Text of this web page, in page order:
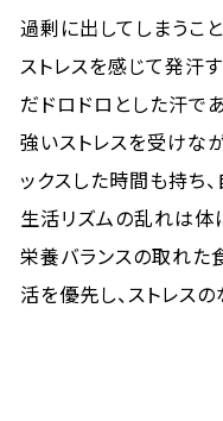
過剰に出してしまうこと
ストレスを感じて発汗
だドロドロとした汗で
強いストレスを受けな
ックスした時間も持ち
生活リズムの乱れは体
栄養バランスの取れた
活を優先し、ストレス